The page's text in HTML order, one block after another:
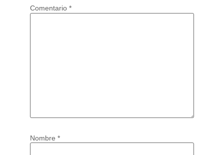
Comentario *
Nombre *